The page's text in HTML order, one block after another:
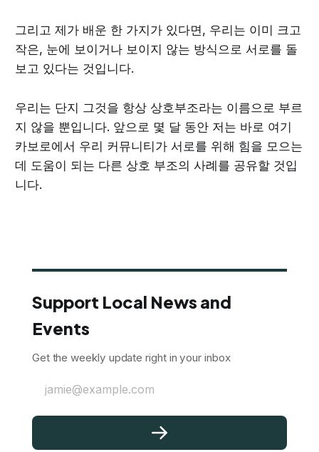
그리고 제가 배운 한 가지가 있다면, 우리는 이미 크고
작은, 눈에 보이거나 보이지 않는 방식으로 서로를 돌
보고 있다는 것입니다.
우리는 단지 그것을 항상 상호부조라는 이름으로 부르
지 않을 뿐입니다. 앞으로 몇 달 동안 저는 바로 여기
카보로에서 우리 커뮤니티가 서로를 위해 힘을 모으는
데 도움이 되는 다른 상호 부조의 사례를 공유할 것입
니다.
Support Local News and
Events
Get the weekly update right in your inbox
jamie@example.com